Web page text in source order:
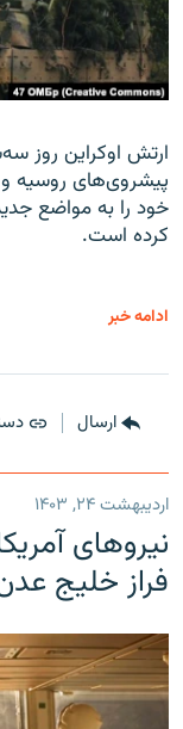
ارتش اوکراین روز
پیشروی‌های روسیه و
خود را به مواضع
کرده است.
ادامه خبر
ارسال
اردیبهشت ۲۴, ۱۴۰۳
نیروهای
فراز خلیج